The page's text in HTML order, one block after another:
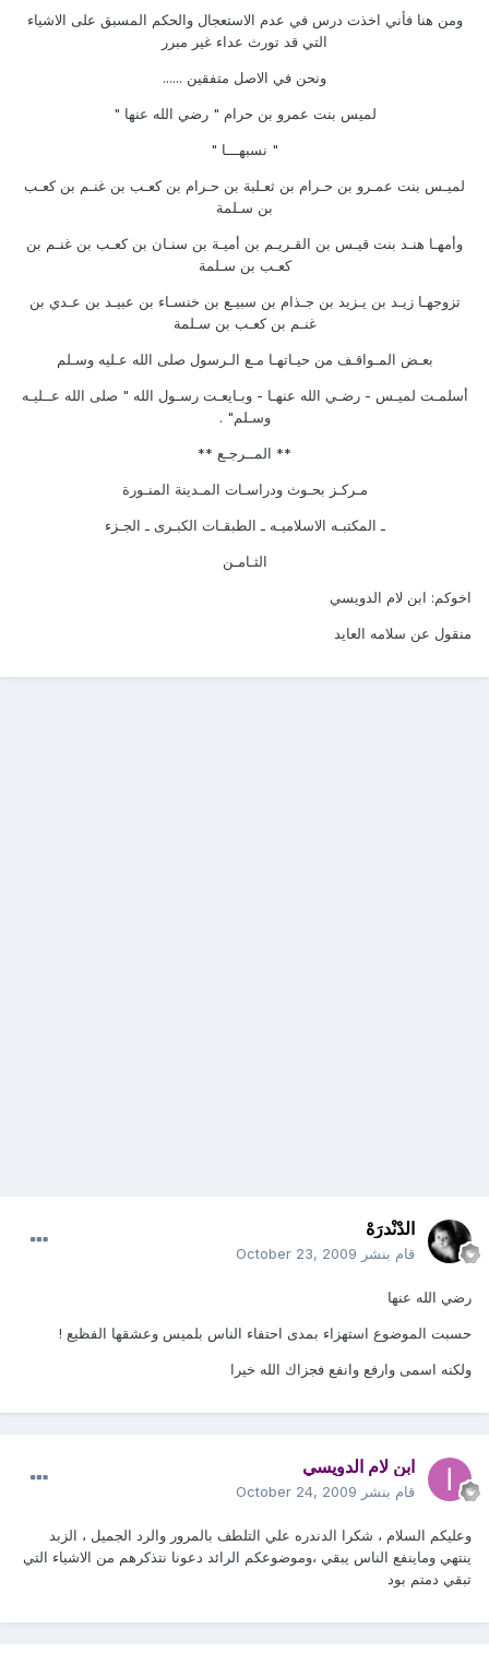
ومن هنا فأني اخذت درس في عدم الاستعجال والحكم المسبق على الاشياء
التي قد تورث عداء غير مبرر
ونحن في الاصل متفقين ......
لميس بنت عمرو بن حرام " رضي الله عنها "
" نسبهـــا "
لميـس بنت عمـرو بن حـرام بن ثعـلبة بن حـرام بن كعـب بن غنـم بن كعـب
بن سـلمة
وأمهـا هنـد بنت قيـس بن القـريـم بن أميـة بن سنـان بن كعـب بن غنـم بن
كعـب بن سـلمة
تزوجهـا زيـد بن يـزيد بن جـذام بن سبيـع بن خنسـاء بن عبيـد بن عـدي بن
غنـم بن كعـب بن سـلمة
بعـض المـواقـف من حيـاتهـا مـع الـرسول صلى الله عـليه وسـلم
أسلمـت لميـس - رضـي الله عنهـا - وبـايعـت رسـول الله " صلى الله عــليـه
وسـلم" .
** المــرجـع **
مـركـز بحـوث ودراسـات المـدينة المنـورة
ـ المكتبـه الاسلاميـه ـ الطبقـات الكبـرى ـ الجـزء
الثـامـن
اخوكم: ابن لام الدويسي
منقول عن سلامه العايد
الدْنْدرَهْ
قام بنشر October 23, 2009
رضي الله عنها
حسبت الموضوع استهزاء بمدى احتفاء الناس بلميس وعشقها الفظيع !
ولكنه اسمى وارفع وانفع فجزاك الله خيرا
ابن لام الدويسي
قام بنشر October 24, 2009
وعليكم السلام ، شكرا الدندره علي التلطف بالمرور والرد الجميل ، الزبد
ينتهي وماينفع الناس يبقي ،وموضوعكم الرائد دعونا نتذكرهم من الاشياء التي
تبقي دمتم بود